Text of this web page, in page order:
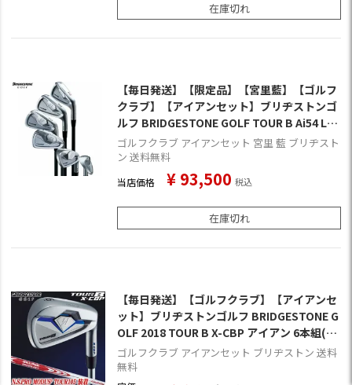
在庫切れ
【毎日発送】【限定品】【宮里藍】【ゴルフ
クラブ】【アイアンセット】ブリヂストンゴ
ルフ BRIDGESTONE GOLF TOUR B Ai54 Li
mited TOUR B X-CB アイアン(#5-#9,PW) 6
本セット Tour AD AD-65 TypeII MJカラー
(Sのみ) AIHB6I
ゴルフクラブ アイアンセット 宮里 藍 ブリヂスト
ン 送料無料
当店価格 ¥ 93,500 税込
在庫切れ
【毎日発送】【ゴルフクラブ】【アイアンセ
ット】ブリヂストンゴルフ BRIDGESTONE G
OLF 2018 TOUR B X-CBP アイアン 6本組(5I-
PW) [N.S.PRO MODUS3 TOUR105装着](日
本正規品)
ゴルフクラブ アイアンセット ブリヂストン 送料
無料